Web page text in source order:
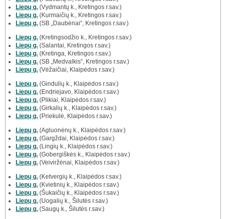
Liepų g. (Vydmantų k., Kretingos r.sav.)
Liepų g. (Kurmaičių k., Kretingos r.sav.)
Liepų g. (SB „Daubėnai“, Kretingos r.sav.)
Liepų g. (Kretingsodžio k., Kretingos r.sav.)
Liepų g. (Salantai, Kretingos r.sav.)
Liepų g. (Kretinga, Kretingos r.sav.)
Liepų g. (SB „Medvalkis“, Kretingos r.sav.)
Liepų g. (Vėžaičiai, Klaipėdos r.sav.)
Liepų g. (Gindulių k., Klaipėdos r.sav.)
Liepų g. (Endriejavo, Klaipėdos r.sav.)
Liepų g. (Plikiai, Klaipėdos r.sav.)
Liepų g. (Girkalių k., Klaipėdos r.sav.)
Liepų g. (Priekulė, Klaipėdos r.sav.)
Liepų g. (Agluonėnų k., Klaipėdos r.sav.)
Liepų g. (Gargždai, Klaipėdos r.sav.)
Liepų g. (Lingių k., Klaipėdos r.sav.)
Liepų g. (Gobergiškės k., Klaipėdos r.sav.)
Liepų g. (Veiviržėnai, Klaipėdos r.sav.)
Liepų g. (Ketvergių k., Klaipėdos r.sav.)
Liepų g. (Kvietinių k., Klaipėdos r.sav.)
Liepų g. (Šukaičių k., Klaipėdos r.sav.)
Liepų g. (Uogalių k., Šilutės r.sav.)
Liepų g. (Saugų k., Šilutės r.sav.)